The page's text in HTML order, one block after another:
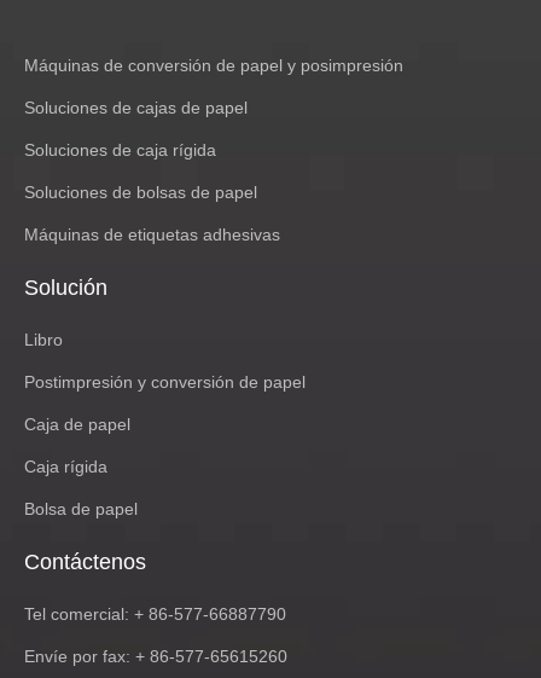
Máquinas de conversión de papel y posimpresión
Soluciones de cajas de papel
Soluciones de caja rígida
Soluciones de bolsas de papel
Máquinas de etiquetas adhesivas
Solución
Libro
Postimpresión y conversión de papel
Caja de papel
Caja rígida
Bolsa de papel
Contáctenos
Tel comercial: + 86-577-66887790
Envíe por fax: + 86-577-65615260